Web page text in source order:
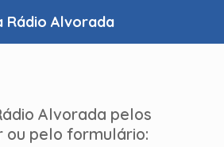
Rádio Alvorada
Alvorada pelos
ou pelo formulário: